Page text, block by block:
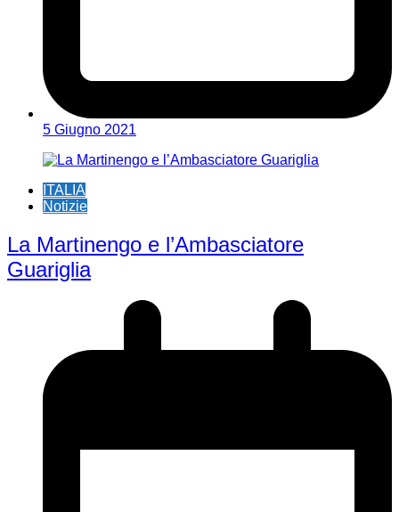
5 Giugno 2021
ITALIA
Notizie
La Martinengo e l’Ambasciatore
Guariglia